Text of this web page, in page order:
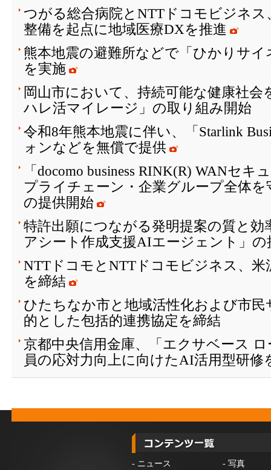
つがる総合病院とNTTドコモビジネ
整備を起点に地域医療DXを推進
熊本地震の避難所などで「ひかりサ
を実施
岡山市において、持続可能な健康社
ハレ活マイレージ」の取り組み開始
令和8年熊本地震に伴い、「Starlink
ォンなどを無償で提供
「docomo business RINK(R) WANセ
プライチェーン・企業グループ全体を
の提供開始
特許出願につながる発明提案の質と効
アシート作成支援AIエージェント」の
NTTドコモとNTTドコモビジネス、米
を締結
ひたちなか市と地域活性化および市
的とした包括的連携協定を締結
京都中央信用金庫、「エクサベース
員の応対力向上に向けたAI活用型研修
- ニュース - 写真